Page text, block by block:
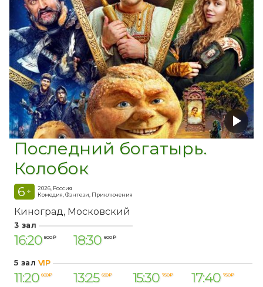
Последний богатырь.
Колобок
6 +
2026, Россия
Комедия, Фэнтези, Приключения
Киноград Московский
3 зал
16:20 500 ₽ 18:30 600 ₽
5 зал VIP
11:20 600 ₽ 13:25 650 ₽ 15:30 750 ₽ 17:40 750 ₽